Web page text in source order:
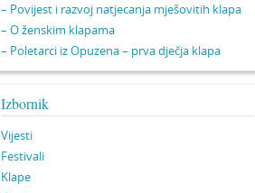
– Povijest i razvoj natjecanja mješovitih klapa
– O ženskim klapama
– Poletarci iz Opuzena – prva dječja klapa
Izbornik
Vijesti
Festivali
Klape